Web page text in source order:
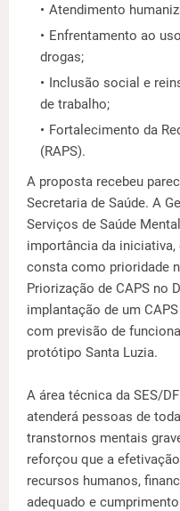
Atendimento
Enfrentamento ao
drogas;
Inclusão social e
de trabalho;
Fortalecimento da
(RAPS).
A proposta recebeu
Secretaria de Saúde. A
Serviços de Saúde
importância da
consta como prioridade
Priorização de CAPS no
implantação de um
com previsão de
protótipo Santa Luzia.
A área técnica da SES/
atenderá pessoas de
transtornos mentais
reforçou que a
recursos humanos,
adequado e